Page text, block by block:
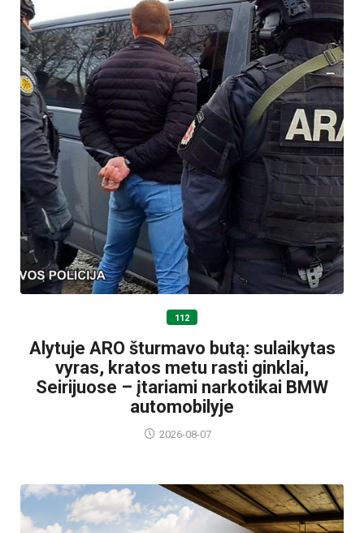
112
Alytuje ARO šturmavo butą: sulaikytas
vyras, kratos metu rasti ginklai,
Seirijuose – įtariami narkotikai BMW
automobilyje
2026-08-07